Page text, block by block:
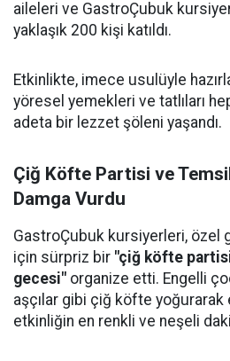
aileleri ve GastroÇubuk
yaklaşık 200 kişi katıldı.
Etkinlikte, imece usulüyle
yöresel yemekleri ve tatlıları
adeta bir lezzet şöleni yaşandı.
Çiğ Köfte Partisi ve
Damga Vurdu
GastroÇubuk kursiyerleri, özel
için sürpriz bir "çiğ köfte
gecesi" organize etti. Engelli
aşçılar gibi çiğ köfte yoğurarak
etkinliğin en renkli ve neşeli